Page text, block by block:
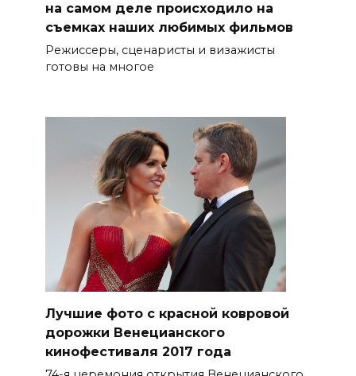
на самом деле происходило на
съемках наших любимых фильмов
Режиссеры, сценаристы и визажисты
готовы на многое
Лучшие фото с красной ковровой
дорожки Венецианского
кинофестиваля 2017 года